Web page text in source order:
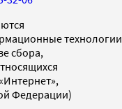
технологии
сбора,
Федерации)